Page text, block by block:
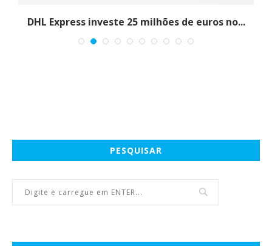
DHL Express investe 25 milhões de euros no...
PESQUISAR